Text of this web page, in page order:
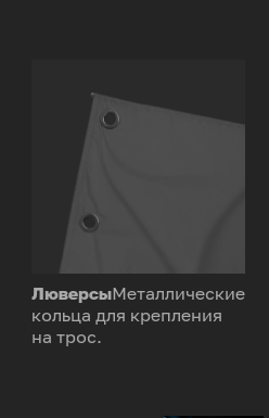
ЛюверсыМеталлические
кольца для крепления
на трос.